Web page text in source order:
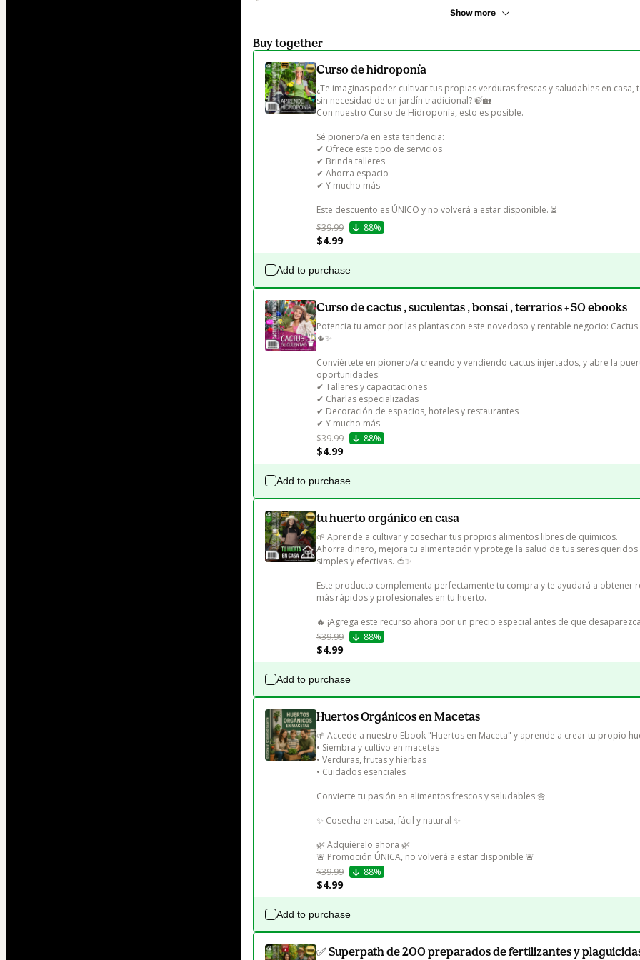
Show more
Buy together
Curso de hidroponía
¿Te imaginas poder cultivar tus propias verduras frescas y saludables en casa,
sin necesidad de un jardín tradicional? 🍃🏡
Con nuestro Curso de Hidroponía, esto es posible.
Sé pionero/a en esta tendencia:
✔ Ofrece este tipo de servicios
✔ Brinda talleres
✔ Ahorra espacio
✔ Y mucho más
Este descuento es ÚNICO y no volverá a estar disponible. ⏳
$39.99
88%
$4.99
Add to purchase
Curso de cactus , suculentas , bonsai , terrarios + 50 ebooks
Potencia tu amor por las plantas con este novedoso y rentable negocio: Cactus
🌵✨
Conviértete en pionero/a creando y vendiendo cactus injertados, y abre la
oportunidades:
✔ Talleres y capacitaciones
✔ Charlas especializadas
✔ Decoración de espacios, hoteles y restaurantes
✔ Y mucho más
$39.99
88%
$4.99
Add to purchase
tu huerto orgánico en casa
🌱 Aprende a cultivar y cosechar tus propios alimentos libres de químicos.
Ahorra dinero, mejora tu alimentación y protege la salud de tus seres queridos
simples y efectivas. 🍅✨
Este producto complementa perfectamente tu compra y te ayudará a obtener
más rápidos y profesionales en tu huerto.
🔥 ¡Agrega este recurso ahora por un precio especial antes de que
$39.99
88%
$4.99
Add to purchase
Huertos Orgánicos en Macetas
🌱 Accede a nuestro Ebook "Huertos en Maceta" y aprende a crear tu propio
• Siembra y cultivo en macetas
• Verduras, frutas y hierbas
• Cuidados esenciales
Convierte tu pasión en alimentos frescos y saludables 🌼
✨ Cosecha en casa, fácil y natural ✨
🌿 Adquiérelo ahora 🌿
🚨 Promoción ÚNICA, no volverá a estar disponible 🚨
$39.99
88%
$4.99
Add to purchase
✅ Superpath de 200 preparados de fertilizantes y